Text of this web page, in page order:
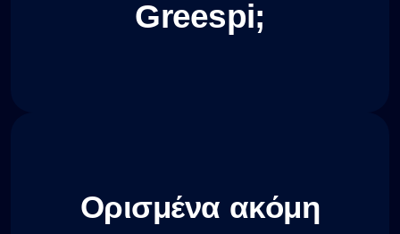
Greespi;
Ορισμένα ακόμη